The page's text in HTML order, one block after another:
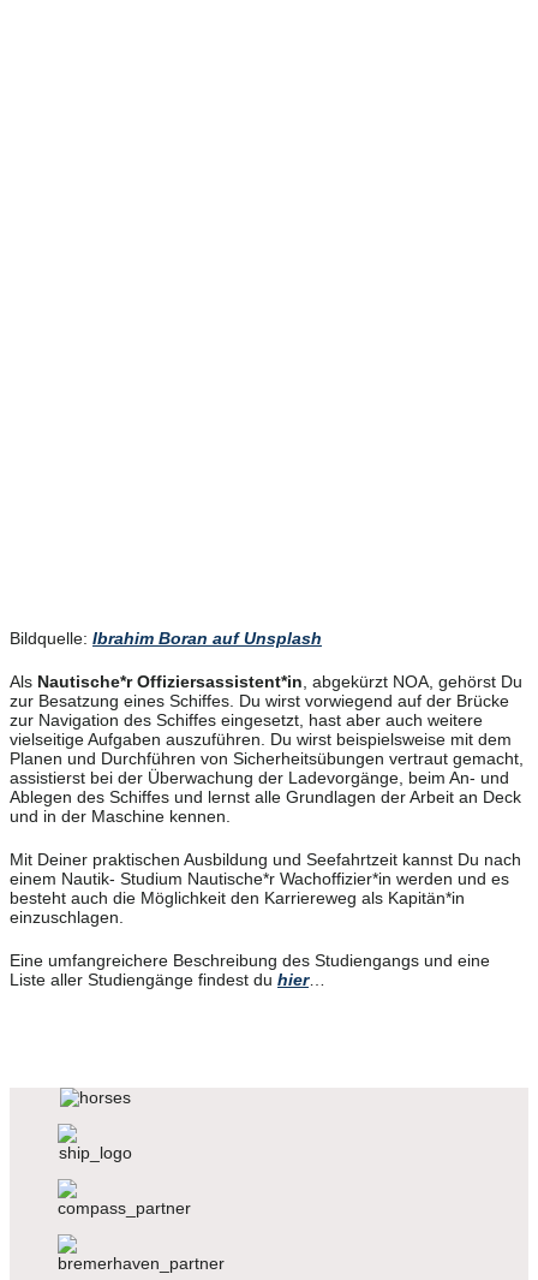
Bildquelle: Ibrahim Boran auf Unsplash
Als Nautische*r Offiziersassistent*in , abgekürzt NOA, gehörst Du
zur Besatzung eines Schiffes. Du wirst vorwiegend auf der Brücke
zur Navigation des Schiffes eingesetzt, hast aber auch weitere
vielseitige Aufgaben auszuführen. Du wirst beispielsweise mit dem
Planen und Durchführen von Sicherheitsübungen vertraut gemacht,
assistierst bei der Überwachung der Ladevorgänge, beim An- und
Ablegen des Schiffes und lernst alle Grundlagen der Arbeit an Deck
und in der Maschine kennen.
Mit Deiner praktischen Ausbildung und Seefahrtzeit kannst Du nach
einem Nautik- Studium Nautische*r Wachoffizier*in werden und es
besteht auch die Möglichkeit den Karriereweg als Kapitän*in
einzuschlagen.
Eine umfangreichere Beschreibung des Studiengangs und eine
Liste aller Studiengänge findest du hier…